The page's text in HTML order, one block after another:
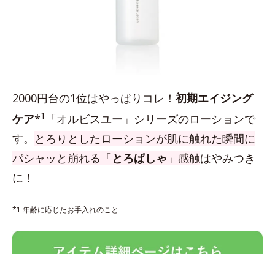
2000円台の1位はやっぱりコレ！ 初期エイジング
ケア*1
「オルビスユー」シリーズのローションで
す。
とろりとしたローションが肌に触れた瞬間に
パシャッと崩れる「とろぱしゃ 」感触はやみつき
に！
*1 年齢に応じたお手入れのこと